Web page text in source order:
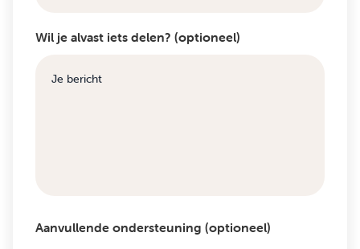
Wil je alvast iets delen? (optioneel)
Aanvullende ondersteuning (optioneel)